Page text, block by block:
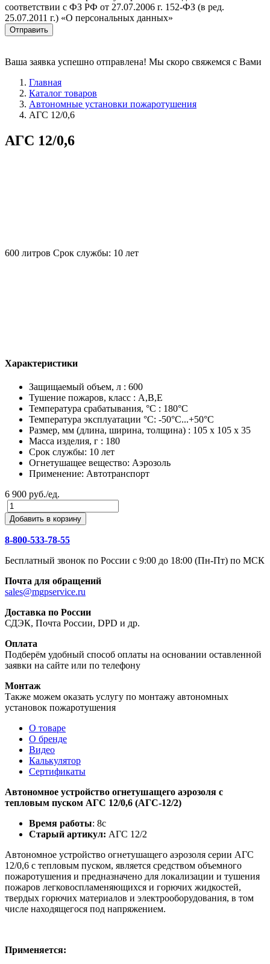
соответствии с ФЗ РФ от 27.07.2006 г. 152-ФЗ (в ред.
25.07.2011 г.) «О персональных данных»
Отправить
Ваша заявка успешно отправлена! Мы скоро свяжемся с Вами
Главная
Каталог товаров
Автономные установки пожаротушения
АГС 12/0,6
АГС 12/0,6
600 литров Срок службы: 10 лет
Характеристики
Защищаемый объем, л : 600
Тушение пожаров, класс : A,B,E
Температура срабатывания, °C : 180°С
Температура эксплуатации °C: -50°C...+50°C
Размер, мм (длина, ширина, толщина) : 105 х 105 х 35
Масса изделия, г : 180
Срок службы: 10 лет
Огнетушащее вещество: Аэрозоль
Применение: Автотранспорт
6 900 руб./ед.
Добавить в корзину
8-800-533-78-55
Бесплатный звонок по России c 9:00 до 18:00 (Пн-Пт) по МСК
Почта для обращений
sales@mgpservice.ru
Доставка по России
СДЭК, Почта России, DPD и др.
Оплата
Подберём удобный способ оплаты на основании оставленной
заявки на сайте или по телефону
Монтаж
Также можем оказать услугу по монтажу автономных
установок пожаротушения
О товаре
О бренде
Видео
Калькулятор
Сертификаты
Автономное устройство огнетушащего аэрозоля с
тепловым пуском АГС 12/0,6 (АГС-12/2)
Время работы: 8с
Старый артикул: АГС 12/2
Автономное устройство огнетушащего аэрозоля серии АГС
12/0,6 с тепловым пуском, является средством объемного
пожаротушения и предназначено для локализации и тушения
пожаров легковоспламеняющихся и горючих жидкостей,
твердых горючих материалов и электрооборудования, в том
числе находящегося под напряжением.
Применяется: